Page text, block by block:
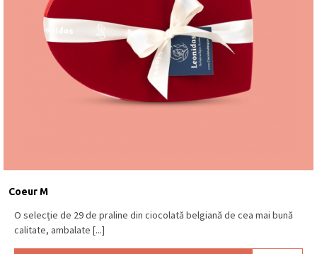
Coeur M
O selecție de 29 de praline din ciocolată belgiană de cea mai bună
calitate, ambalate [...]